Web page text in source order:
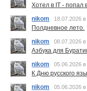
Хотел в IT - попал
nikom
18.07.2026
Полдневное лето.
nikom
08.07.2026
Азбука для
nikom
05.06.2026
К Дню русского
nikom
05.06.2026